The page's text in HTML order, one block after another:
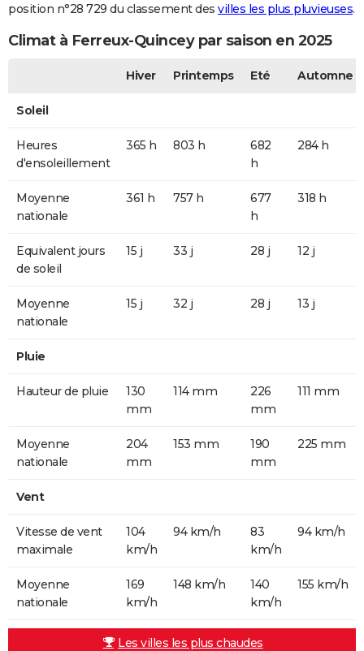
position n°28 729 du classement des villes les plus pluvieuses.
Climat à Ferreux-Quincey par saison en 2025
Hiver Printemps Eté Automne
Soleil
Heures
d'ensoleillement
365 h 803 h
682
h
284 h
Moyenne
nationale
361 h 757 h
677
h
318 h
Equivalent jours
de soleil
15 j 33 j 28 j 12 j
Moyenne
nationale
15 j 32 j 28 j 13 j
Pluie
Hauteur de pluie
130
mm
114 mm
226
mm
111 mm
Moyenne
nationale
204
mm
153 mm
190
mm
225 mm
Vent
Vitesse de vent
maximale
104
km/h
94 km/h
83
km/h
94 km/h
Moyenne
nationale
169
km/h
148 km/h
140
km/h
155 km/h
Les villes les plus chaudes